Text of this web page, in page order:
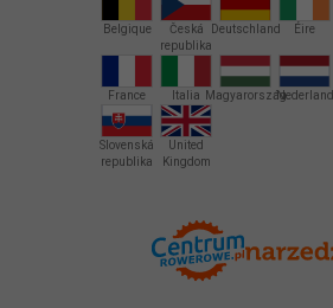
Belgique
Česká
republika
Deutschland Éire
France Italia MagyarországNederland
Slovenská
republika
United
Kingdom